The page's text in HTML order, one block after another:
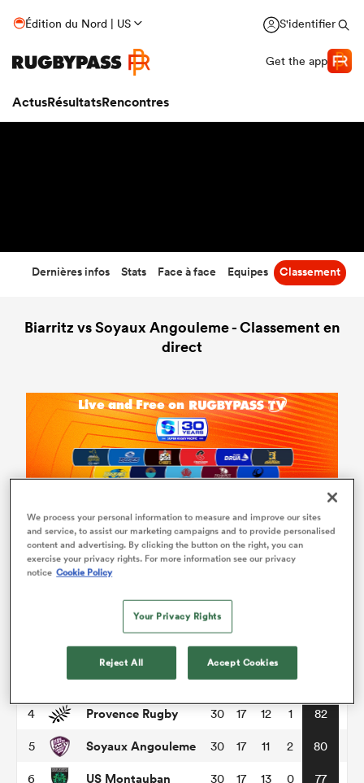
Édition du Nord | US S'identifier
Get the app
ActusRésultatsRencontres
Dernières infos Stats Face à face Equipes Classement
Biarritz vs Soyaux Angouleme - Classement en
direct
Pro D2
Grenoble 30
Brive 30 20 10 0
Colomiers 30 18 11 1
4 Provence Rugby 30 17 12 1 82
5 Soyaux Angouleme 30 17 11 2 80
6 US Montauban 30 17 13 0 77
We process your personal information to measure and improve our sites
and service, to assist our marketing campaigns and to provide personalised
content and advertising. By clicking the button on the right, you can
exercise your privacy rights. For more information see our privacy
notice Cookie Policy
Your Privacy Rights
Reject All Accept Cookies